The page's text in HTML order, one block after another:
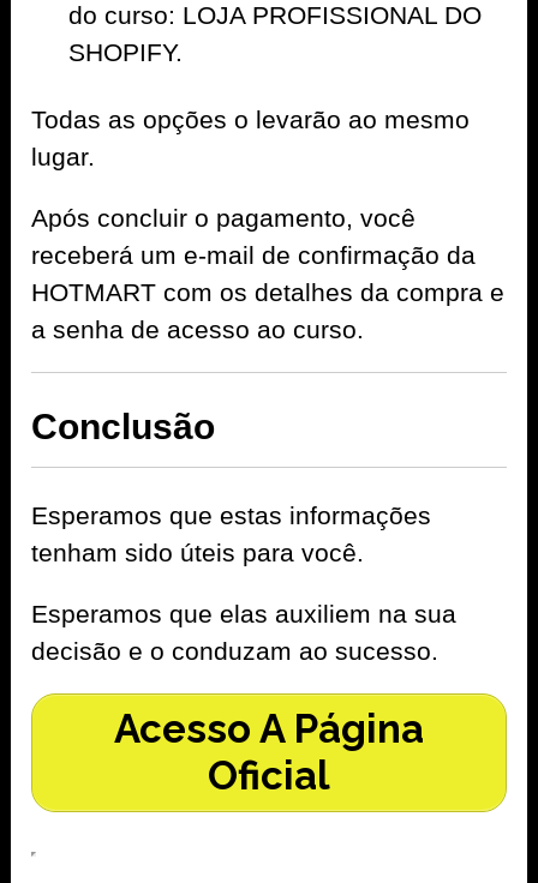
do curso: LOJA PROFISSIONAL DO
SHOPIFY.
Todas as opções o levarão ao mesmo
lugar.
Após concluir o pagamento, você
receberá um e-mail de confirmação da
HOTMART com os detalhes da compra e
a senha de acesso ao curso.
Conclusão
Esperamos que estas informações
tenham sido úteis para você.
Esperamos que elas auxiliem na sua
decisão e o conduzam ao sucesso.
Acesso A Página
Oficial